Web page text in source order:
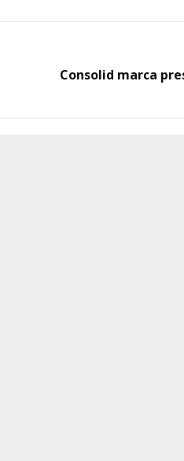
Consolid marca